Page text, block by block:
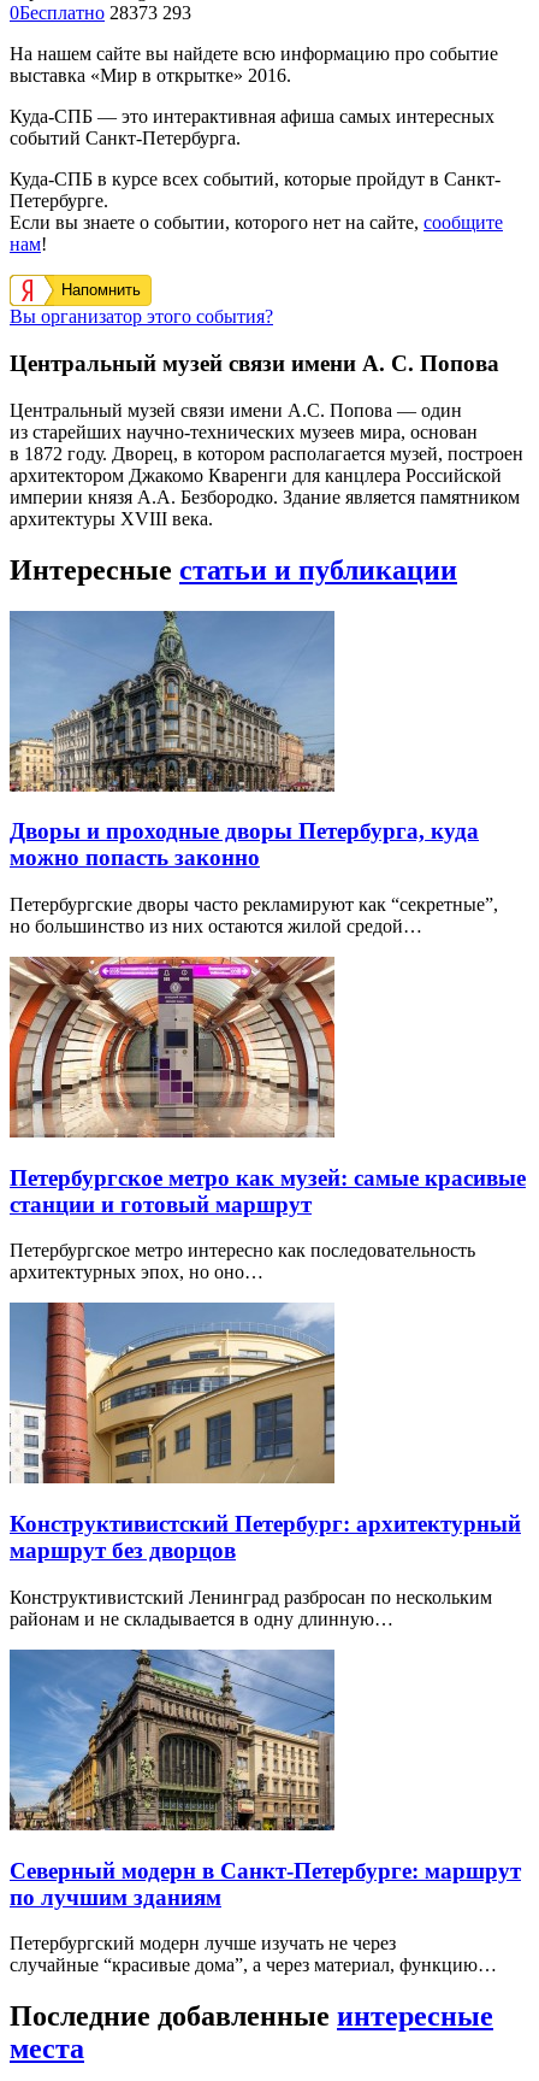
0Бесплатно 28373 293
На нашем сайте вы найдете всю информацию про событие
выставка «Мир в открытке» 2016.
Куда-СПБ — это интерактивная афиша самых интересных
событий Санкт-Петербурга.
Куда-СПБ в курсе всех событий, которые пройдут в Санкт-
Петербурге.
Если вы знаете о событии, которого нет на сайте, сообщите
нам!
Напомнить
Вы организатор этого события?
Центральный музей связи имени А. С. Попова
Центральный музей связи имени А.С. Попова — один
из старейших научно-технических музеев мира, основан
в 1872 году. Дворец, в котором располагается музей, построен
архитектором Джакомо Кваренги для канцлера Российской
империи князя А.А. Безбородко. Здание является памятником
архитектуры XVIII века.
Интересные статьи и публикации
Дворы и проходные дворы Петербурга, куда
можно попасть законно
Петербургские дворы часто рекламируют как “секретные”,
но большинство из них остаются жилой средой…
Петербургское метро как музей: самые красивые
станции и готовый маршрут
Петербургское метро интересно как последовательность
архитектурных эпох, но оно…
Конструктивистский Петербург: архитектурный
маршрут без дворцов
Конструктивистский Ленинград разбросан по нескольким
районам и не складывается в одну длинную…
Северный модерн в Санкт-Петербурге: маршрут
по лучшим зданиям
Петербургский модерн лучше изучать не через
случайные “красивые дома”, а через материал, функцию…
Последние добавленные интересные
места